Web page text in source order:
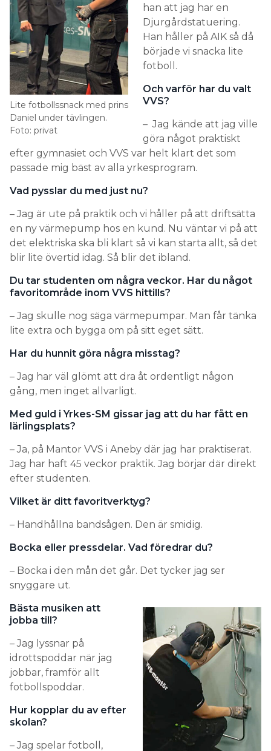
Lite fotbollssnack med prins
Daniel under tävlingen.
Foto: privat
han att jag har en
Djurgårdstatuering.
Han håller på AIK så då
började vi snacka lite
fotboll.
Och varför har du valt
VVS?
– Jag kände att jag ville
göra något praktiskt
efter gymnasiet och VVS var helt klart det som
passade mig bäst av alla yrkesprogram.
Vad pysslar du med just nu?
– Jag är ute på praktik och vi håller på att driftsätta
en ny värmepump hos en kund. Nu väntar vi på att
det elektriska ska bli klart så vi kan starta allt, så det
blir lite övertid idag. Så blir det ibland.
Du tar studenten om några veckor. Har du något
favoritområde inom VVS hittills?
– Jag skulle nog säga värmepumpar. Man får tänka
lite extra och bygga om på sitt eget sätt.
Har du hunnit göra några misstag?
– Jag har väl glömt att dra åt ordentligt någon
gång, men inget allvarligt.
Med guld i Yrkes-SM gissar jag att du har fått en
lärlingsplats?
– Ja, på Mantor VVS i Aneby där jag har praktiserat.
Jag har haft 45 veckor praktik. Jag börjar där direkt
efter studenten.
Vilket är ditt favoritverktyg?
– Handhållna bandsågen. Den är smidig.
Bocka eller pressdelar. Vad föredrar du?
– Bocka i den mån det går. Det tycker jag ser
snyggare ut.
Bästa musiken att
jobba till?
– Jag lyssnar på
idrottspoddar när jag
jobbar, framför allt
fotbollspoddar.
Hur kopplar du av efter
skolan?
– Jag spelar fotboll,